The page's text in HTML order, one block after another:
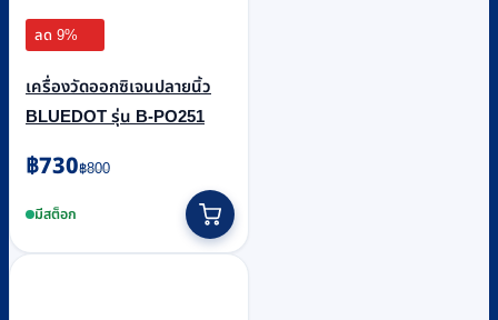
ลด 9%
เครื่องวัดออกซิเจนปลายนิ้ว
BLUEDOT รุ่น B-PO251
฿800
Original
was:
฿730
Current
is:มีสต็อก